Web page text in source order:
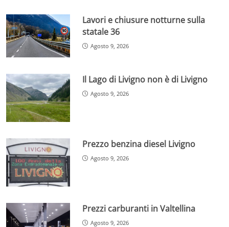
Lavori e chiusure notturne sulla
statale 36
Agosto 9, 2026
Il Lago di Livigno non è di Livigno
Agosto 9, 2026
Prezzo benzina diesel Livigno
Agosto 9, 2026
Prezzi carburanti in Valtellina
Agosto 9, 2026